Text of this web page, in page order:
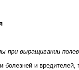
при выращивании
и вредителей,